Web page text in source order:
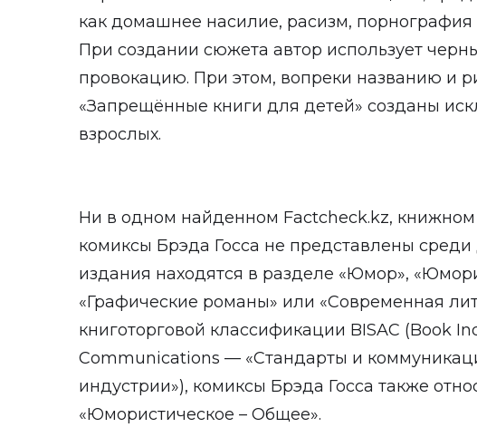
как домашнее насилие, расизм, порнография
При создании сюжета автор использует
провокацию. При этом, вопреки названию и
«Запрещённые книги для детей» созданы
взрослых.
Ни в одном найденном Factcheck.kz,
комиксы Брэда Госса не представлены среди
издания находятся в разделе «Юмор»,
«Графические романы» или «Современная
книготорговой классификации BISAC (Book
Communications — «Стандарты и
индустрии»), комиксы Брэда Госса также
«Юмористическое – Общее».